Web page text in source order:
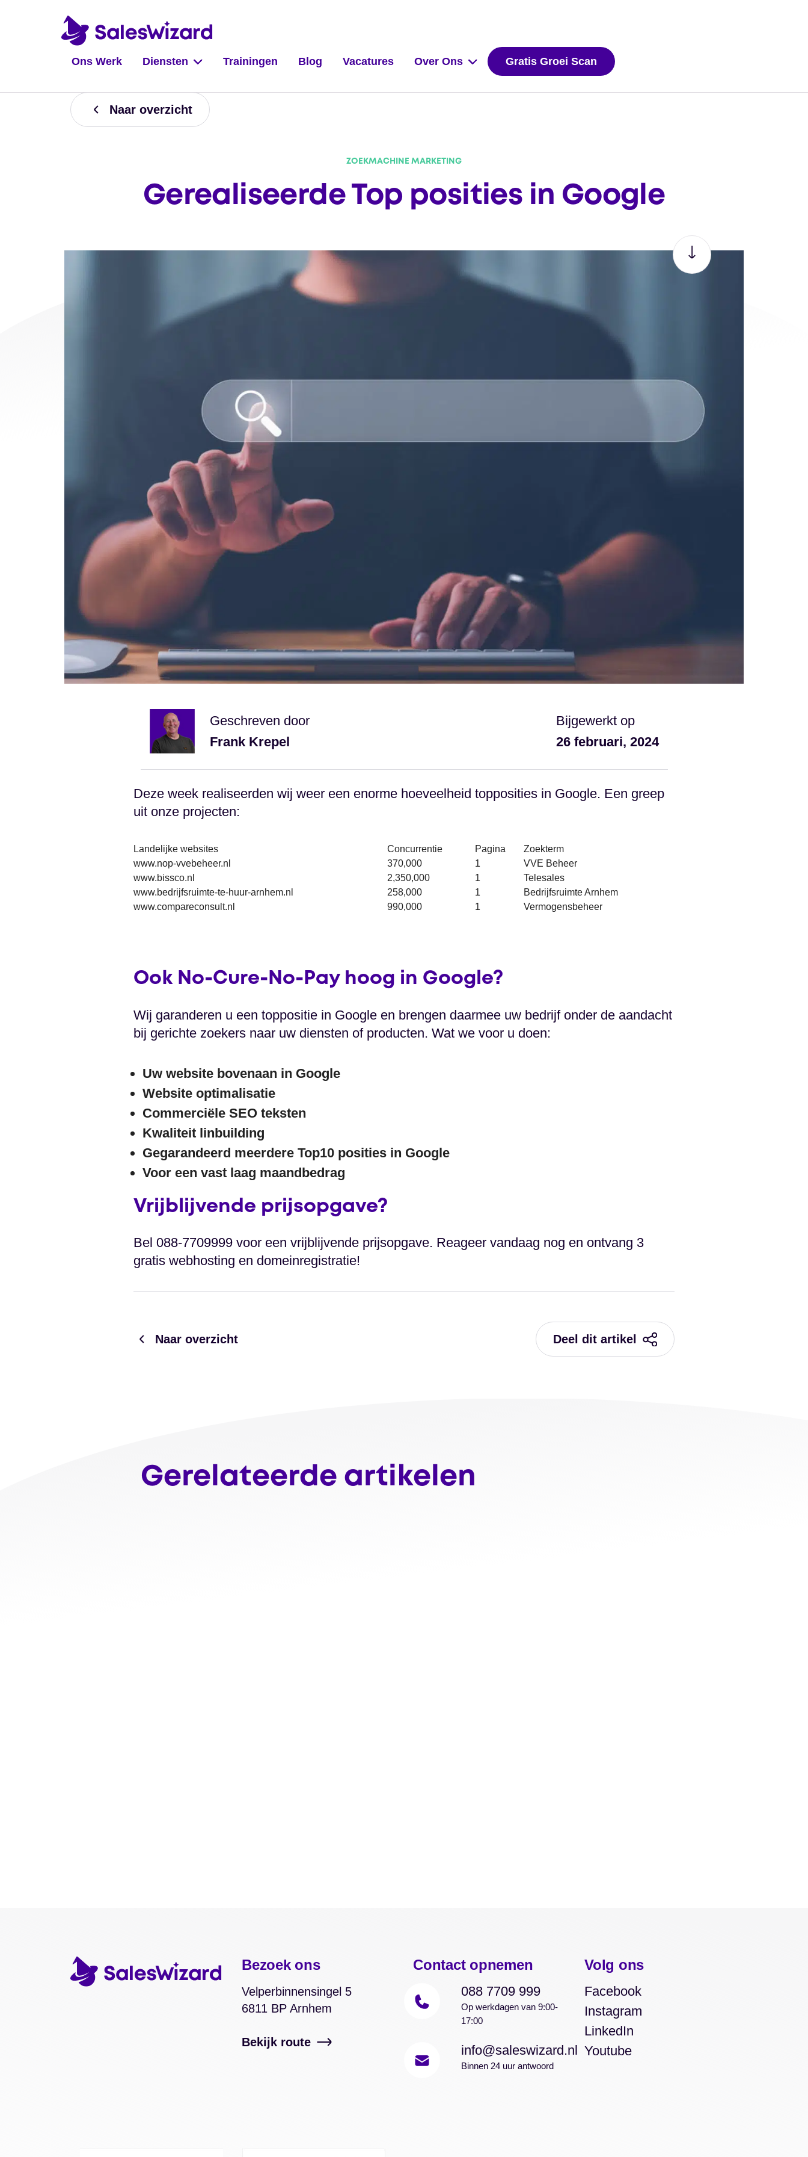
Ons Werk Diensten Trainingen Blog Vacatures Over Ons Gratis Groei Scan
Naar overzicht
ZOEKMACHINE MARKETING
Gerealiseerde Top posities in Google
Geschreven door
Frank Krepel
Bijgewerkt op
26 februari, 2024
Deze week realiseerden wij weer een enorme hoeveelheid topposities in Google. Een greep
uit onze projecten:
Landelijke websites Concurrentie Pagina
Zoekterm
www.nop-vvebeheer.nl
370,000 1
VVE Beheer
www.bissco.nl
2,350,000 1
Telesales
www.bedrijfsruimte-te-huur-arnhem.nl
258,000 1
Bedrijfsruimte Arnhem
www.compareconsult.nl
990,000 1 Vermogensbeheer
Ook No-Cure-No-Pay hoog in Google?
Wij garanderen u een toppositie in Google en brengen daarmee uw bedrijf onder de aandacht
bij gerichte zoekers naar uw diensten of producten. Wat we voor u doen:
Uw website bovenaan in Google
Website optimalisatie
Commerciële SEO teksten
Kwaliteit linbuilding
Gegarandeerd meerdere Top10 posities in Google
Voor een vast laag maandbedrag
Vrijblijvende prijsopgave?
Bel 088-7709999 voor een vrijblijvende prijsopgave. Reageer vandaag nog en ontvang 3
gratis webhosting en domeinregistratie!
Naar overzicht Deel dit artikel
Gerelateerde artikelen
Bezoek ons
Velperbinnensingel 5
6811 BP Arnhem
Bekijk route
Contact opnemen
088 7709 999
Op werkdagen van 9:00-
17:00
info@saleswizard.nl
Binnen 24 uur antwoord
Volg ons
Facebook
Instagram
LinkedIn
Youtube